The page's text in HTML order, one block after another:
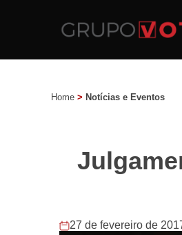
Home > Notícias e Eventos
27 de fevereiro de